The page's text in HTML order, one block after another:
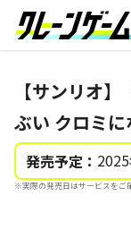
【サンリオ
ぶい クロミ
発売予定：
※実際の発売日はサービスをご